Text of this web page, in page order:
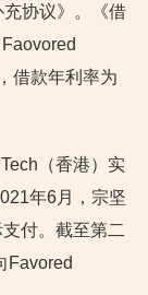
协议》。《借
借款年利率为
（香港）实
年6月，宗坚
付。截至第二
Favored